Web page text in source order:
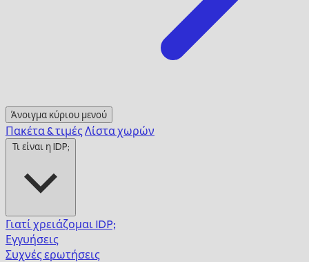
Άνοιγμα κύριου μενού
Πακέτα & τιμέςΛίστα χωρών
Τι είναι η IDP;
Γιατί χρειάζομαι IDP;
Εγγυήσεις
Συχνές ερωτήσεις